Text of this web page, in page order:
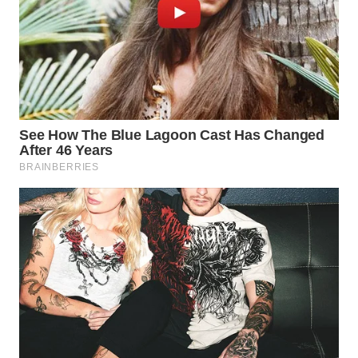
WN
BINJAI
WN
CIREBON
WN
WN
KUNINGAN
WN
MAJALENGKA